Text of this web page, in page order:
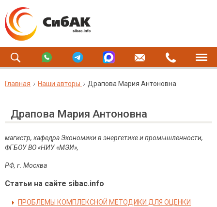
Главная Наши авторы Драпова Мария Антоновна
Драпова Мария Антоновна
магистр, кафедра Экономики в энергетике и промышленности,
ФГБОУ ВО «НИУ «МЭИ»,
РФ, г. Москва
Статьи на сайте sibac.info
ПРОБЛЕМЫ КОМПЛЕКСНОЙ МЕТОДИКИ ДЛЯ ОЦЕНКИ